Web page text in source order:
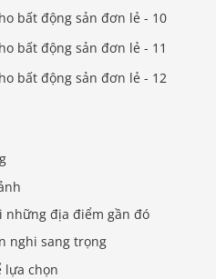
những địa điểm gần đó
nghi sang trọng
lựa chọn